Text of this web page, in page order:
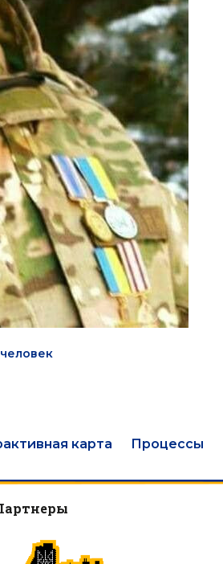
карта Процессы